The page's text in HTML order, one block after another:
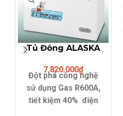
Tủ Đông ALASKA
Lit,hai ngăn đông
mát)
7.820.000₫
Đột phá công nghệ
sử dụng Gas R600A,
tiết kiệm 40% điện